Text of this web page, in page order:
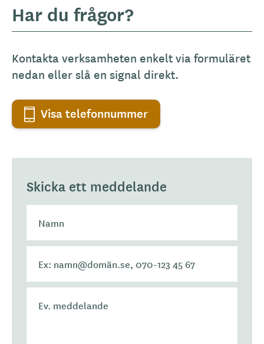
Har du frågor?
Kontakta verksamheten enkelt via formuläret
nedan eller slå en signal direkt.
Visa telefonnummer
Skicka ett meddelande